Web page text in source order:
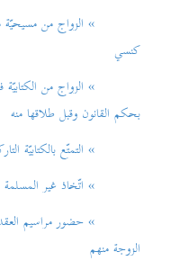
» الزواج من مسيحيّة
كنسي
» الزواج من الكتابيّة في
بحكم القانون وقبل طلاقها منه
» التمتّع بالكتابيّة
» اتّخاذ غير المسلمة
» حضور مراسيم العقد
الزوجة منهم